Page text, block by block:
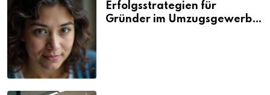
Erfolgsstrategien für
Gründer im Umzugsgewerbe